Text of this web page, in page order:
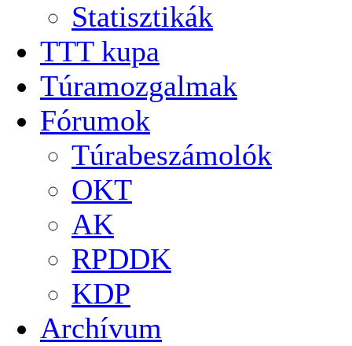
Statisztikák
TTT kupa
Túramozgalmak
Fórumok
Túrabeszámolók
OKT
AK
RPDDK
KDP
Archívum